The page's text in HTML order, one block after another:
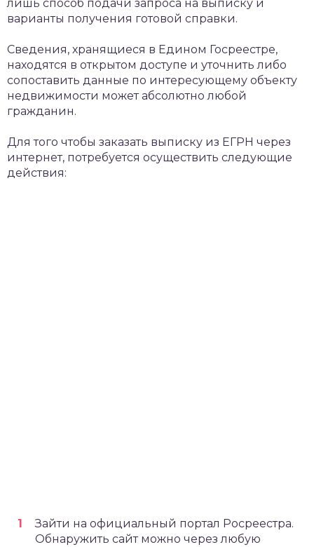
лишь способ подачи запроса на выписку и
варианты получения готовой справки.
Сведения, хранящиеся в Едином Госреестре,
находятся в открытом доступе и уточнить либо
сопоставить данные по интересующему объекту
недвижимости может абсолютно любой
гражданин.
Для того чтобы заказать выписку из ЕГРН через
интернет, потребуется осуществить следующие
действия:
Зайти на официальный портал Росреестра.
Обнаружить сайт можно через любую